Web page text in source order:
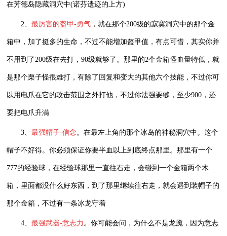
在芳德岛隐藏洞穴中(诺芬遗迹的上方)
2、最厉害的盔甲-勇气 ，就在那个200级的寂寞洞穴中的那个金
箱中，加了挺多的生命，不过不能增加盔甲值，有点可惜，其实你并
不用到了200级在去打，90级就够了。那里的2个金箱怪血量特低，就
是那个栗子怪很难打，有除了回复和变大的其他六个技能，不过你可
以用电爪在它的攻击范围之外打他，不过你法强要够，至少900，还
要把电爪升满
3、最强帽子-信念。在最左上角的那个冰岛的神秘洞穴中。这个
帽子不好得。你必须保证你要半血以上到底终点那里。那里有一个
777的经验球，在经验球那里一直往右走，会碰到一个金箱两个木
箱，里面都没什么好东西，到了那里继续往右走，就会遇到装帽子的
那个金箱，不过有一条冰龙守着
4、最强武器-意志力 。你可能会问，为什么不是龙魇，因为意志